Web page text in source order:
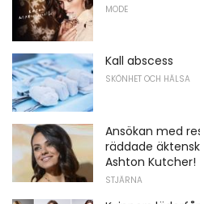
MODE
Kall abscess
SKÖNHET OCH HÄLSA
Ansökan med
räddade
Ashton Kutcher!
STJÄRNA